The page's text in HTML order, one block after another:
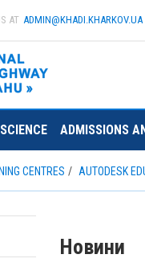
AT ADMIN@KHADI.KHARKOV.UA
SCIENCE ADMISSIONS
CENTRES AUTODESK
Новини